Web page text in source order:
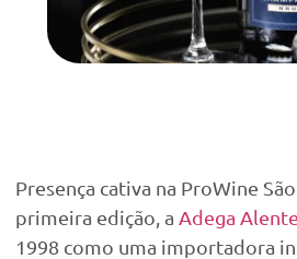
Presença cativa na ProWine
primeira edição, a Adega
1998 como uma importadora